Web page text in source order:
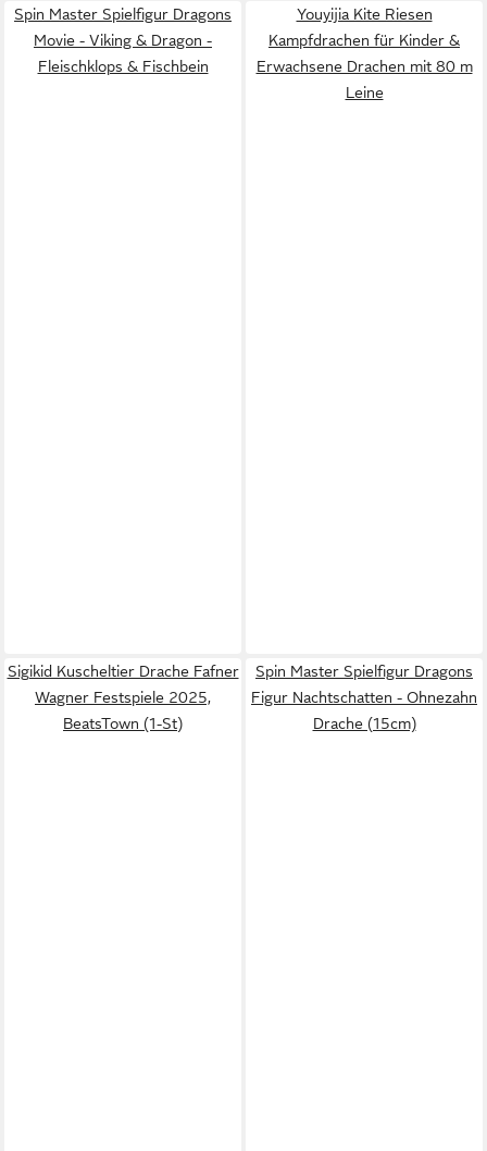
Spin Master Spielfigur Dragons
Movie - Viking & Dragon -
Fleischklops & Fischbein
Youyijia Kite Riesen
Kampfdrachen für Kinder &
Erwachsene Drachen mit 80 m
Leine
Sigikid Kuscheltier Drache Fafner
Wagner Festspiele 2025,
BeatsTown (1-St)
Spin Master Spielfigur Dragons
Figur Nachtschatten - Ohnezahn
Drache (15cm)